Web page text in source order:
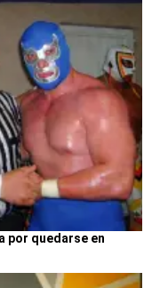
por quedarse en